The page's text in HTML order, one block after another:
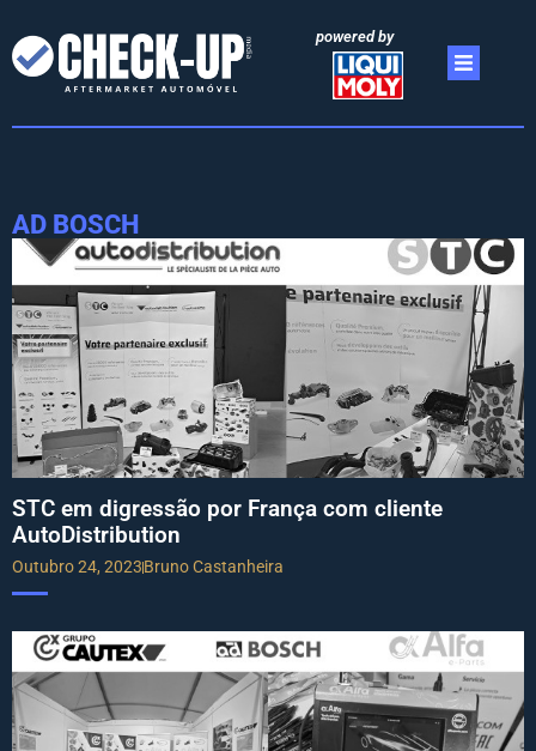
powered by
AD BOSCH
STC em digressão por França com cliente
AutoDistribution
Outubro 24, 2023Bruno Castanheira